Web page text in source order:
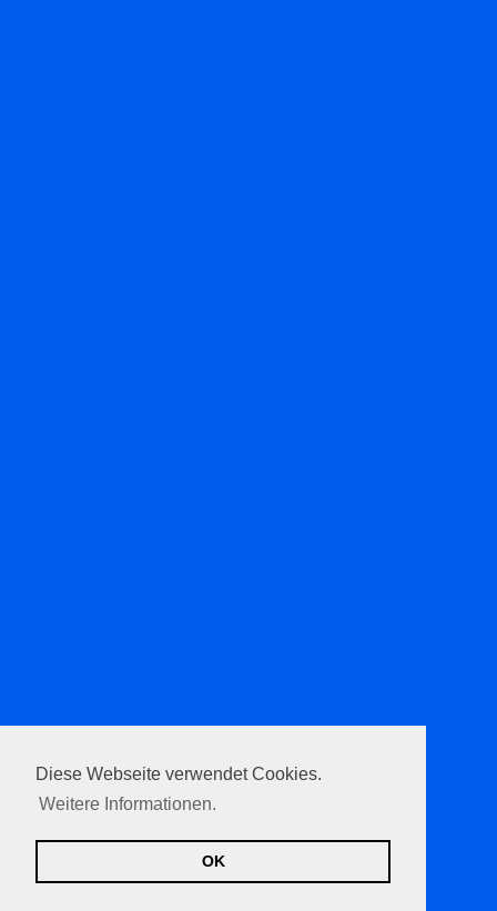
Diese Webseite verwendet Cookies.
Weitere Informationen.
OK